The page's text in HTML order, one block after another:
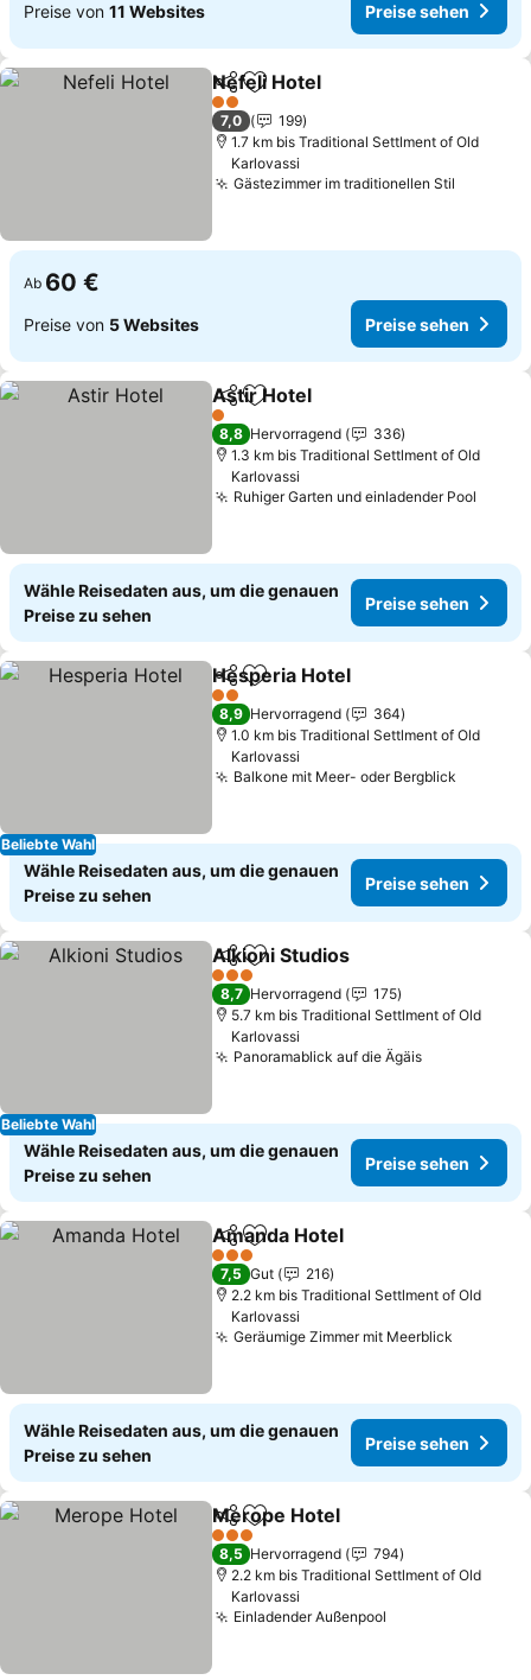
Preise von 11 Websites Preise sehen
TeilenZu Favoriten hinzufügen
Nefeli Hotel
2 Sterne
7,0
199
1.7 km bis Traditional Settlment of Old
Karlovassi
Gästezimmer im traditionellen Stil
Ab 60 €
Preise von 5 Websites Preise sehen
TeilenZu Favoriten hinzufügen
Astir Hotel
1 Sterne
8,8 Hervorragend
336
1.3 km bis Traditional Settlment of Old
Karlovassi
Ruhiger Garten und einladender Pool
Wähle Reisedaten aus, um die genauen
Preise zu sehen
Preise sehen
Beliebte Wahl
TeilenZu Favoriten hinzufügen
Hesperia Hotel
2 Sterne
8,9 Hervorragend
364
1.0 km bis Traditional Settlment of Old
Karlovassi
Balkone mit Meer- oder Bergblick
Wähle Reisedaten aus, um die genauen
Preise zu sehen
Preise sehen
Beliebte Wahl
TeilenZu Favoriten hinzufügen
Alkioni Studios
3 Sterne
8,7 Hervorragend
175
5.7 km bis Traditional Settlment of Old
Karlovassi
Panoramablick auf die Ägäis
Wähle Reisedaten aus, um die genauen
Preise zu sehen
Preise sehen
TeilenZu Favoriten hinzufügen
Amanda Hotel
3 Sterne
7,5 Gut
216
2.2 km bis Traditional Settlment of Old
Karlovassi
Geräumige Zimmer mit Meerblick
Wähle Reisedaten aus, um die genauen
Preise zu sehen
Preise sehen
TeilenZu Favoriten hinzufügen
Merope Hotel
3 Sterne
8,5 Hervorragend
794
2.2 km bis Traditional Settlment of Old
Karlovassi
Einladender Außenpool